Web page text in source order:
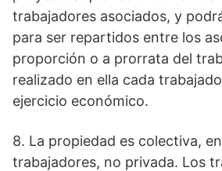
trabajadores asociados, y
para ser repartidos entre los
proporción o a prorrata del
realizado en ella cada
ejercicio económico.
8. La propiedad es colectiva,
trabajadores, no privada. Los